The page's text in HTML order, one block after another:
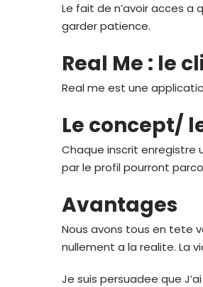
Le fait de n’avoir acces a
garder patience.
Real Me : le
Real me est une
Le concept/
Chaque inscrit
par le profil pourront
Avantages
Nous avons tous en tete
nullement a la realite. La
Je suis persuadee que